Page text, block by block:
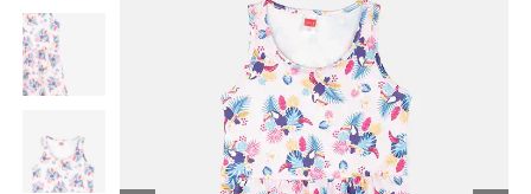
Κορίτσι
Εσώρουχα
Είδη Παρέλασης